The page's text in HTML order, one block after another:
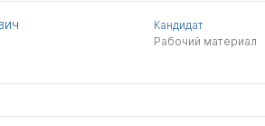
Кандидат
Рабочий материал